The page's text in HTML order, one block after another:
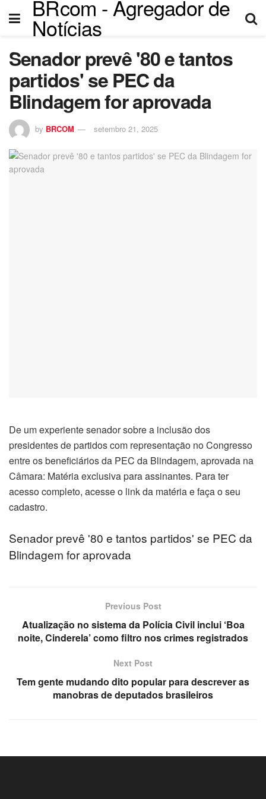
BRcom - Agregador de
Notícias
Senador prevê '80 e tantos
partidos' se PEC da
Blindagem for aprovada
by BRCOM setembro 21, 2025
De um experiente senador sobre a inclusão dos
presidentes de partidos com representação no Congresso
entre os beneficiários da PEC da Blindagem, aprovada na
Câmara: Matéria exclusiva para assinantes. Para ter
acesso completo, acesse o link da matéria e faça o seu
cadastro.
Senador prevê '80 e tantos partidos' se PEC da
Blindagem for aprovada
Previous Post
Atualização no sistema da Polícia Civil inclui ‘Boa
noite, Cinderela’ como filtro nos crimes registrados
Next Post
Tem gente mudando dito popular para descrever as
manobras de deputados brasileiros